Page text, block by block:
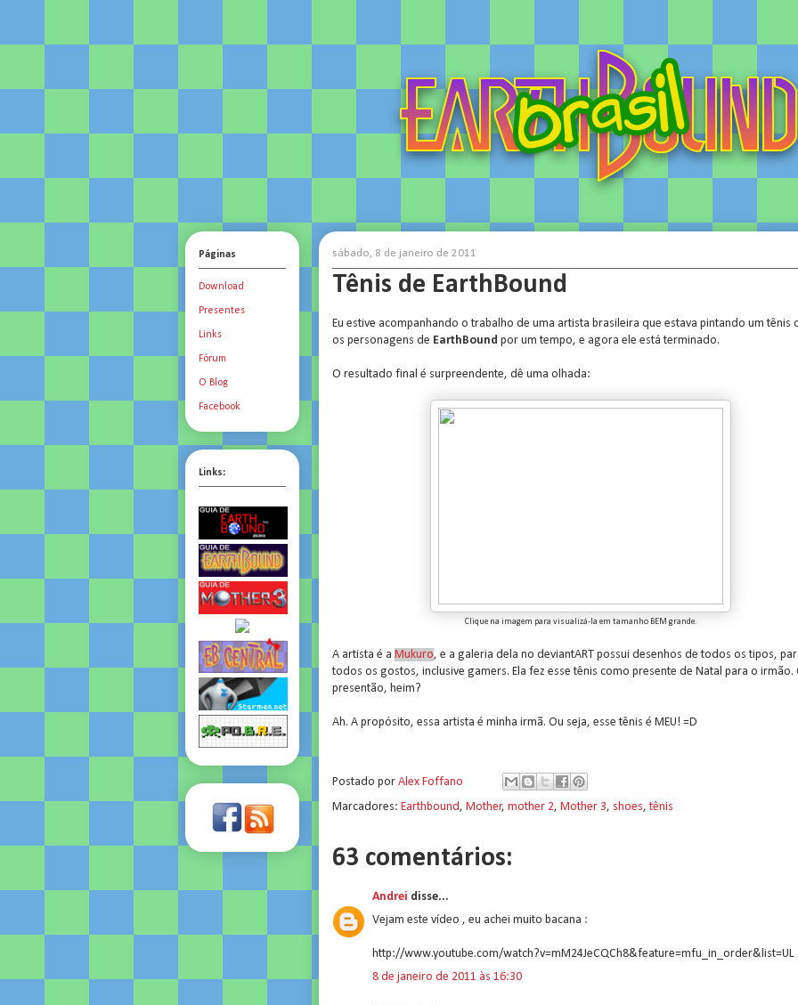
sábado, 8 de janeiro de 2011
Tênis de EarthBound
Eu estive acompanhando o trabalho de uma artista brasileira que estava pintando um tênis
os personagens de EarthBound por um tempo, e agora ele está terminado.
O resultado final é surpreendente, dê uma olhada:
Clique na imagem para visualizá-la em tamanho BEM grande.
A artista é a Mukuro, e a galeria dela no deviantART possui desenhos de todos os tipos,
todos os gostos, inclusive gamers. Ela fez esse tênis como presente de Natal para o irmão.
presentão, heim?
Ah. A propósito, essa artista é minha irmã. Ou seja, esse tênis é MEU! =D
Postado por Alex Foffano
Marcadores: Earthbound, Mother, mother 2, Mother 3, shoes,tênis
63 comentários:
Andrei disse...
Vejam este vídeo , eu achei muito bacana :
http://www.youtube.com/watch?v=mM24JeCQCh8&feature=mfu_in_order&list=UL
8 de janeiro de 2011 às 16:30
Páginas
Download
Presentes
Links
Fórum
O Blog
Facebook
Links: